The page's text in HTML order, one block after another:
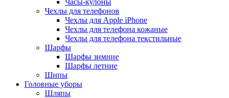
Часы-кулоны
Чехлы для телефонов
Чехлы для Apple iPhone
Чехлы для телефона кожаные
Чехлы для телефона текстильные
Шарфы
Шарфы зимние
Шарфы летние
Шипы
Головные уборы
Шляпы